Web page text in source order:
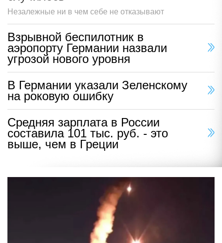
Незалежные ни в чем себе не отказывают
Взрывной беспилотник в
аэропорту Германии назвали
угрозой нового уровня
В Германии указали Зеленскому
на роковую ошибку
Средняя зарплата в России
составила 101 тыс. руб. - это
выше, чем в Греции